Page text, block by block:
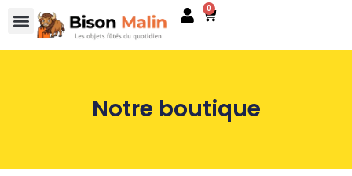
0
Notre boutique